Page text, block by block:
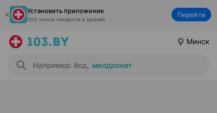
Установить приложение
103: поиск лекарств и врачей
Перейти
Минск
Например: йод, милдронат